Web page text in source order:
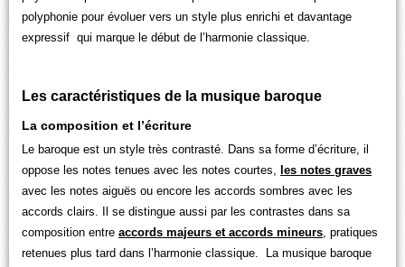
polyphonie pour évoluer vers un style plus enrichi et davantage
expressif qui marque le début de l’harmonie classique.
Les caractéristiques de la musique baroque
La composition et l’écriture
Le baroque est un style très contrasté. Dans sa forme d’écriture, il
oppose les notes tenues avec les notes courtes,les notes graves
avec les notes aiguës ou encore les accords sombres avec les
accords clairs. Il se distingue aussi par les contrastes dans sa
composition entreaccords majeurs et accords mineurs , pratiques
retenues plus tard dans l’harmonie classique. La musique baroque